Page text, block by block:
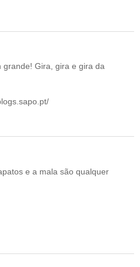
grande! Gira, gira e gira da
e a mala são qualquer